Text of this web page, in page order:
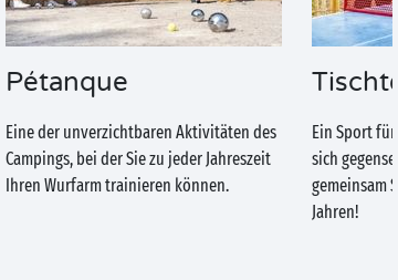
Pétanque
Eine der unverzichtbaren Aktivitäten des
Campings, bei der Sie zu jeder Jahreszeit
Ihren Wurfarm trainieren können.
Ein Sport
sich
gemeinsam
Jahren!